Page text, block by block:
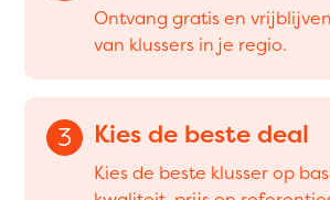
Ontvang gratis en
van klussers in je regio.
3 Kies de beste deal
Kies de beste klusser op